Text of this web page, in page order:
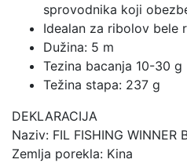
sprovodnika koji
Idealan za ribolov bele
Dužina: 5 m
Tezina bacanja 10-30 g
Težina stapa: 237 g
DEKLARACIJA
Naziv: FIL FISHING WINNER
Zemlja porekla: Kina